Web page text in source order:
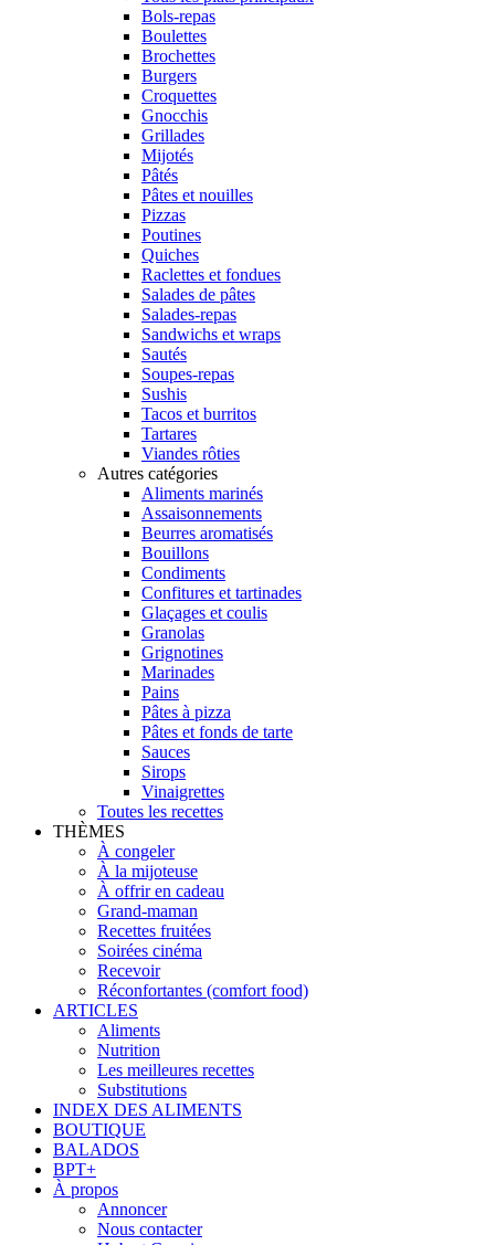
Bols-repas
Boulettes
Brochettes
Burgers
Croquettes
Gnocchis
Grillades
Mijotés
Pâtés
Pâtes et nouilles
Pizzas
Poutines
Quiches
Raclettes et fondues
Salades de pâtes
Salades-repas
Sandwichs et wraps
Sautés
Soupes-repas
Sushis
Tacos et burritos
Tartares
Viandes rôties
Autres catégories
Aliments marinés
Assaisonnements
Beurres aromatisés
Bouillons
Condiments
Confitures et tartinades
Glaçages et coulis
Granolas
Grignotines
Marinades
Pains
Pâtes à pizza
Pâtes et fonds de tarte
Sauces
Sirops
Vinaigrettes
Toutes les recettes
THÈMES
À congeler
À la mijoteuse
À offrir en cadeau
Grand-maman
Recettes fruitées
Soirées cinéma
Recevoir
Réconfortantes (comfort food)
ARTICLES
Aliments
Nutrition
Les meilleures recettes
Substitutions
INDEX DES ALIMENTS
BOUTIQUE
BALADOS
BPT+
À propos
Annoncer
Nous contacter